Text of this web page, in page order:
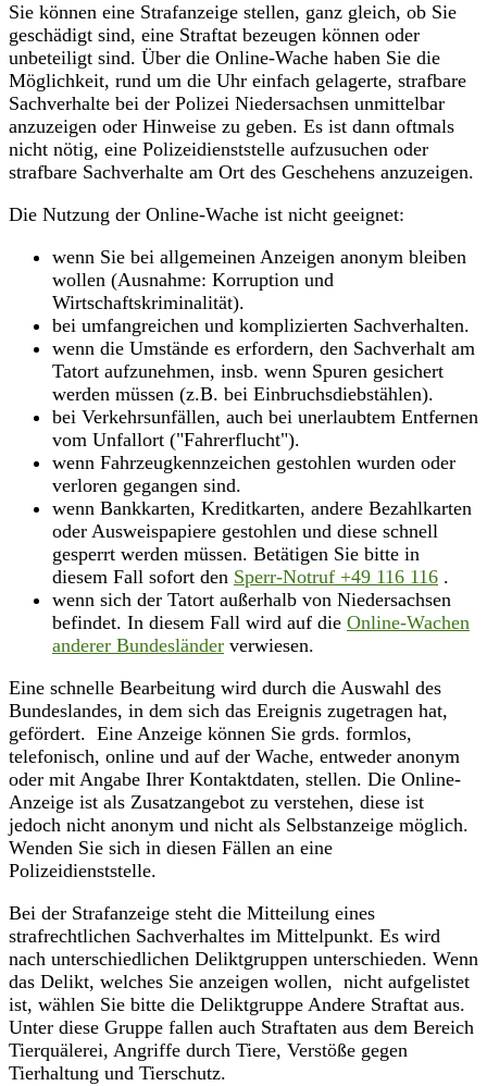
Sie können eine Strafanzeige stellen, ganz gleich, ob Sie
geschädigt sind, eine Straftat bezeugen können oder
unbeteiligt sind. Über die Online-Wache haben Sie die
Möglichkeit, rund um die Uhr einfach gelagerte, strafbare
Sachverhalte bei der Polizei Niedersachsen unmittelbar
anzuzeigen oder Hinweise zu geben. Es ist dann oftmals
nicht nötig, eine Polizeidienststelle aufzusuchen oder
strafbare Sachverhalte am Ort des Geschehens anzuzeigen.
Die Nutzung der Online-Wache ist nicht geeignet:
wenn Sie bei allgemeinen Anzeigen anonym bleiben
wollen (Ausnahme: Korruption und
Wirtschaftskriminalität).
bei umfangreichen und komplizierten Sachverhalten.
wenn die Umstände es erfordern, den Sachverhalt am
Tatort aufzunehmen, insb. wenn Spuren gesichert
werden müssen (z.B. bei Einbruchsdiebstählen).
bei Verkehrsunfällen, auch bei unerlaubtem Entfernen
vom Unfallort ("Fahrerflucht").
wenn Fahrzeugkennzeichen gestohlen wurden oder
verloren gegangen sind.
wenn Bankkarten, Kreditkarten, andere Bezahlkarten
oder Ausweispapiere gestohlen und diese schnell
gesperrt werden müssen. Betätigen Sie bitte in
diesem Fall sofort den Sperr-Notruf +49 116 116 .
wenn sich der Tatort außerhalb von Niedersachsen
befindet. In diesem Fall wird auf die Online-Wachen
anderer Bundesländer verwiesen.
Eine schnelle Bearbeitung wird durch die Auswahl des
Bundeslandes, in dem sich das Ereignis zugetragen hat,
gefördert. Eine Anzeige können Sie grds. formlos,
telefonisch, online und auf der Wache, entweder anonym
oder mit Angabe Ihrer Kontaktdaten, stellen. Die Online-
Anzeige ist als Zusatzangebot zu verstehen, diese ist
jedoch nicht anonym und nicht als Selbstanzeige möglich.
Wenden Sie sich in diesen Fällen an eine
Polizeidienststelle.
Bei der Strafanzeige steht die Mitteilung eines
strafrechtlichen Sachverhaltes im Mittelpunkt. Es wird
nach unterschiedlichen Deliktgruppen unterschieden. Wenn
das Delikt, welches Sie anzeigen wollen, nicht aufgelistet
ist, wählen Sie bitte die Deliktgruppe Andere Straftat aus.
Unter diese Gruppe fallen auch Straftaten aus dem Bereich
Tierquälerei, Angriffe durch Tiere, Verstöße gegen
Tierhaltung und Tierschutz.